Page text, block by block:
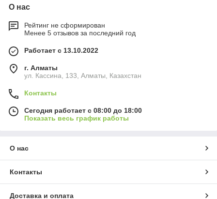
О нас
Рейтинг не сформирован
Менее 5 отзывов за последний год
Работает с 13.10.2022
г. Алматы
ул. Кассина, 133, Алматы, Казахстан
Контакты
Сегодня работает с 08:00 до 18:00
Показать весь график работы
О нас
Контакты
Доставка и оплата